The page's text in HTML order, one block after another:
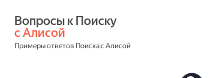
с Алисой
Примеры ответов Поиска с Алисой